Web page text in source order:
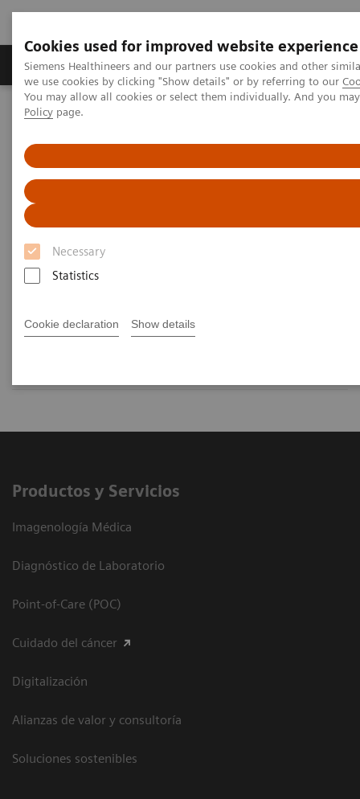
Cookies used for improved website experience
Siemens Healthineers and our partners use cookies and other
we use cookies by clicking "Show details" or by referring to our
You may allow all cookies or select them individually. And you
Policy page.
Necessary
Statistics
Cookie declaration Show details
Productos y servicios Especialidades Clínicas
Siemens Healthineers Latinoamérica
Imágenes y Videos Clínicos
Filter (0 items)
Productos y Servicios
Imagenología Médica
Diagnóstico de Laboratorio
Point-of-Care (POC)
Cuidado del cáncer
Digitalización
Alianzas de valor y consultoría
Soluciones sostenibles